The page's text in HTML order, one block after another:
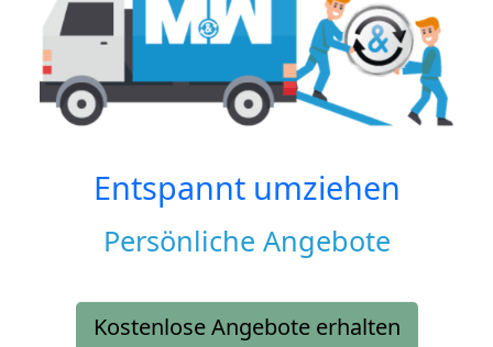
Entspannt umziehen
Persönliche Angebote
Kostenlose Angebote erhalten